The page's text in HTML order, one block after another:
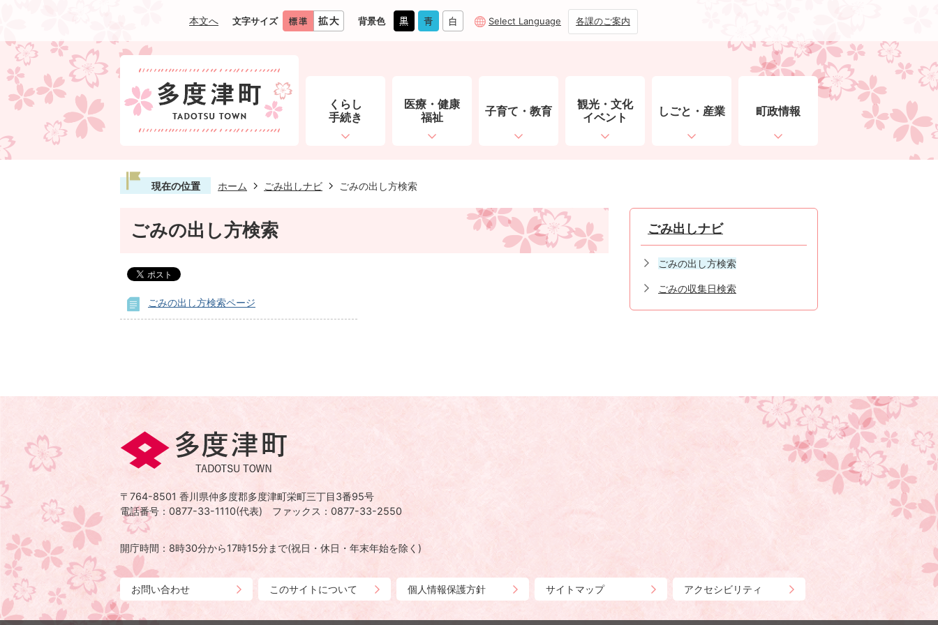
本文へ 文字サイズ 背景色 Select Language 各課のご案内
くらし
手続き
医療・健康
福祉
子育て・教育
観光・文化
イベント
しごと・産業 町政情報
現在の位置 ホーム ごみ出しナビ ごみの出し方検索
ごみの出し方検索
ごみの出し方検索ページ
ごみ出しナビ
ごみの出し方検索
ごみの収集日検索
多
度
町
TADOTSU
TOWN
〒764-8501 香川県仲多度郡多度津町栄町三丁目3番95号
電話番号：0877-33-1110(代表) ファックス：0877-33-2550
開庁時間：8時30分から17時15分まで(祝日・休日・年末年始を除く)
お問い合わせ このサイトについて 個人情報保護方針 サイトマップ アクセシビリティ